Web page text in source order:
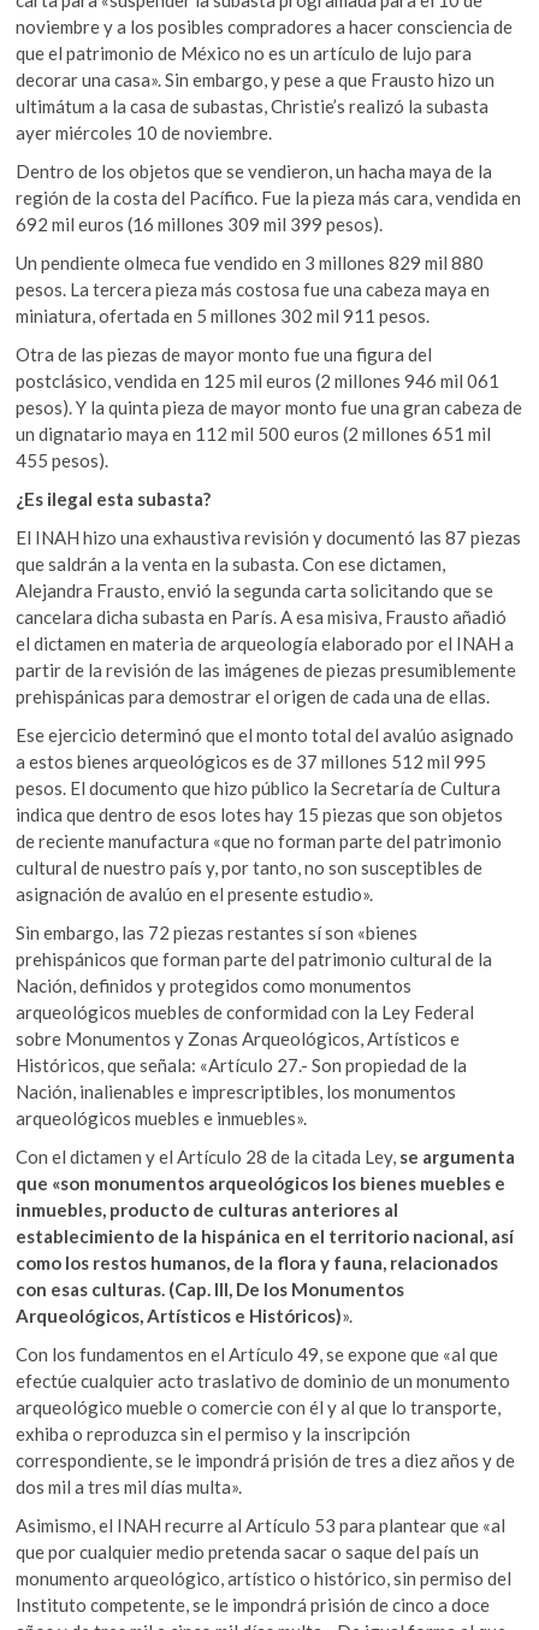
noviembre y a los posibles compradores a hacer consciencia de
que el patrimonio de México no es un artículo de lujo para
decorar una casa». Sin embargo, y pese a que Frausto hizo un
ultimátum a la casa de subastas, Christie’s realizó la subasta
ayer miércoles 10 de noviembre.
Dentro de los objetos que se vendieron, un hacha maya de la
región de la costa del Pacífico. Fue la pieza más cara, vendida en
692 mil euros (16 millones 309 mil 399 pesos).
Un pendiente olmeca fue vendido en 3 millones 829 mil 880
pesos. La tercera pieza más costosa fue una cabeza maya en
miniatura, ofertada en 5 millones 302 mil 911 pesos.
Otra de las piezas de mayor monto fue una figura del
postclásico, vendida en 125 mil euros (2 millones 946 mil 061
pesos). Y la quinta pieza de mayor monto fue una gran cabeza de
un dignatario maya en 112 mil 500 euros (2 millones 651 mil
455 pesos).
¿Es ilegal esta subasta?
El INAH hizo una exhaustiva revisión y documentó las 87 piezas
que saldrán a la venta en la subasta. Con ese dictamen,
Alejandra Frausto, envió la segunda carta solicitando que se
cancelara dicha subasta en París. A esa misiva, Frausto añadió
el dictamen en materia de arqueología elaborado por el INAH a
partir de la revisión de las imágenes de piezas presumiblemente
prehispánicas para demostrar el origen de cada una de ellas.
Ese ejercicio determinó que el monto total del avalúo asignado
a estos bienes arqueológicos es de 37 millones 512 mil 995
pesos. El documento que hizo público la Secretaría de Cultura
indica que dentro de esos lotes hay 15 piezas que son objetos
de reciente manufactura «que no forman parte del patrimonio
cultural de nuestro país y, por tanto, no son susceptibles de
asignación de avalúo en el presente estudio».
Sin embargo, las 72 piezas restantes sí son «bienes
prehispánicos que forman parte del patrimonio cultural de la
Nación, definidos y protegidos como monumentos
arqueológicos muebles de conformidad con la Ley Federal
sobre Monumentos y Zonas Arqueológicos, Artísticos e
Históricos, que señala: «Artículo 27.- Son propiedad de la
Nación, inalienables e imprescriptibles, los monumentos
arqueológicos muebles e inmuebles».
Con el dictamen y el Artículo 28 de la citada Ley, se argumenta
que «son monumentos arqueológicos los bienes muebles e
inmuebles, producto de culturas anteriores al
establecimiento de la hispánica en el territorio nacional, así
como los restos humanos, de la flora y fauna, relacionados
con esas culturas. (Cap. III, De los Monumentos
Arqueológicos, Artísticos e Históricos)».
Con los fundamentos en el Artículo 49, se expone que «al que
efectúe cualquier acto traslativo de dominio de un monumento
arqueológico mueble o comercie con él y al que lo transporte,
exhiba o reproduzca sin el permiso y la inscripción
correspondiente, se le impondrá prisión de tres a diez años y de
dos mil a tres mil días multa».
Asimismo, el INAH recurre al Artículo 53 para plantear que «al
que por cualquier medio pretenda sacar o saque del país un
monumento arqueológico, artístico o histórico, sin permiso del
Instituto competente, se le impondrá prisión de cinco a doce